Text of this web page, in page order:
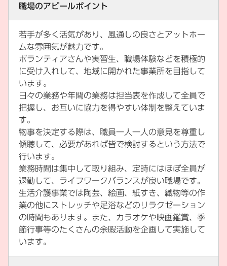
職場のアピールポイント
若手が多く活気があり、風通しの良さとアットホー
ムな雰囲気が魅力です。
ボランティアさんや実習生、職場体験などを積極的
に受け入れして、地域に開かれた事業所を目指して
います。
日々の業務や年間の業務は担当表を作成して全員で
把握し、お互いに協力を得やすい体制を整えていま
す。
物事を決定する際は、職員一人一人の意見を尊重し
傾聴して、必要があれば皆で検討するという方法で
行います。
業務時間は集中して取り組み、定時にはほぼ全員が
退勤して、ライフワークバランスが良い職場です。
生活介護事業では陶芸、絵画、紙すき、織物等の作
業の他にストレッチや足浴などのリラクゼーション
の時間もあります。また、カラオケや映画鑑賞、季
節行事等のたくさんの余暇活動を企画して実施して
います。